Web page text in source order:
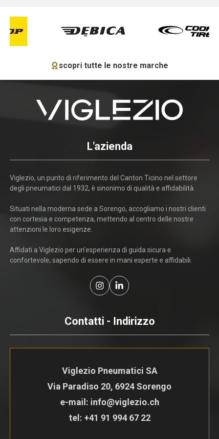
scopri tutte le nostre marche
L'azienda
Viglezio, un punto di riferimento del Canton Ticino nel settore
degli pneumatici dal 1932, è sinonimo di qualità e affidabilità.
Situati nella moderna sede a Sorengo, accogliamo i nostri clienti
con cortesia e competenza, mettendo al centro delle nostre
attenzioni le loro esigenze.
Affidati a Viglezio per un'esperienza di guida sicura e
confortevole, sapendo di essere in mani esperte e affidabili.
Contatti - Indirizzo
Viglezio Pneumatici SA
Via Paradiso 20, 6924 Sorengo
e-mail: info@viglezio.ch
tel: +41 91 994 67 22